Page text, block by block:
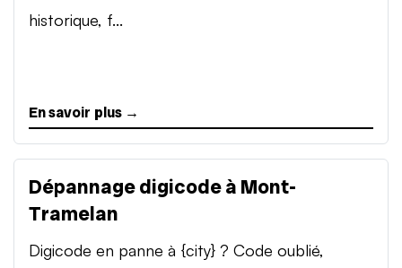
historique, f...
En savoir plus →
Dépannage digicode à Mont-
Tramelan
Digicode en panne à {city} ? Code oublié,